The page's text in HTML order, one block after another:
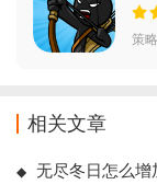
策
相关文章
无尽冬日怎么增